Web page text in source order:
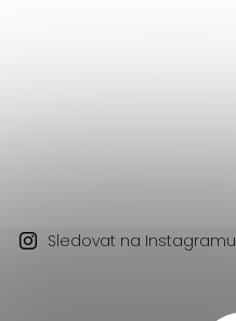
Sledovat na Instagramu